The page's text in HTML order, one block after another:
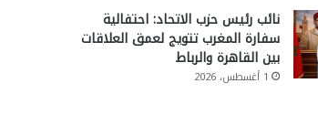
نائب رئيس حزب الاتحاد: احتفالية
سفارة المغرب تتويج لعمق العلاقات
بين القاهرة والرباط
1 أغسطس، 2026